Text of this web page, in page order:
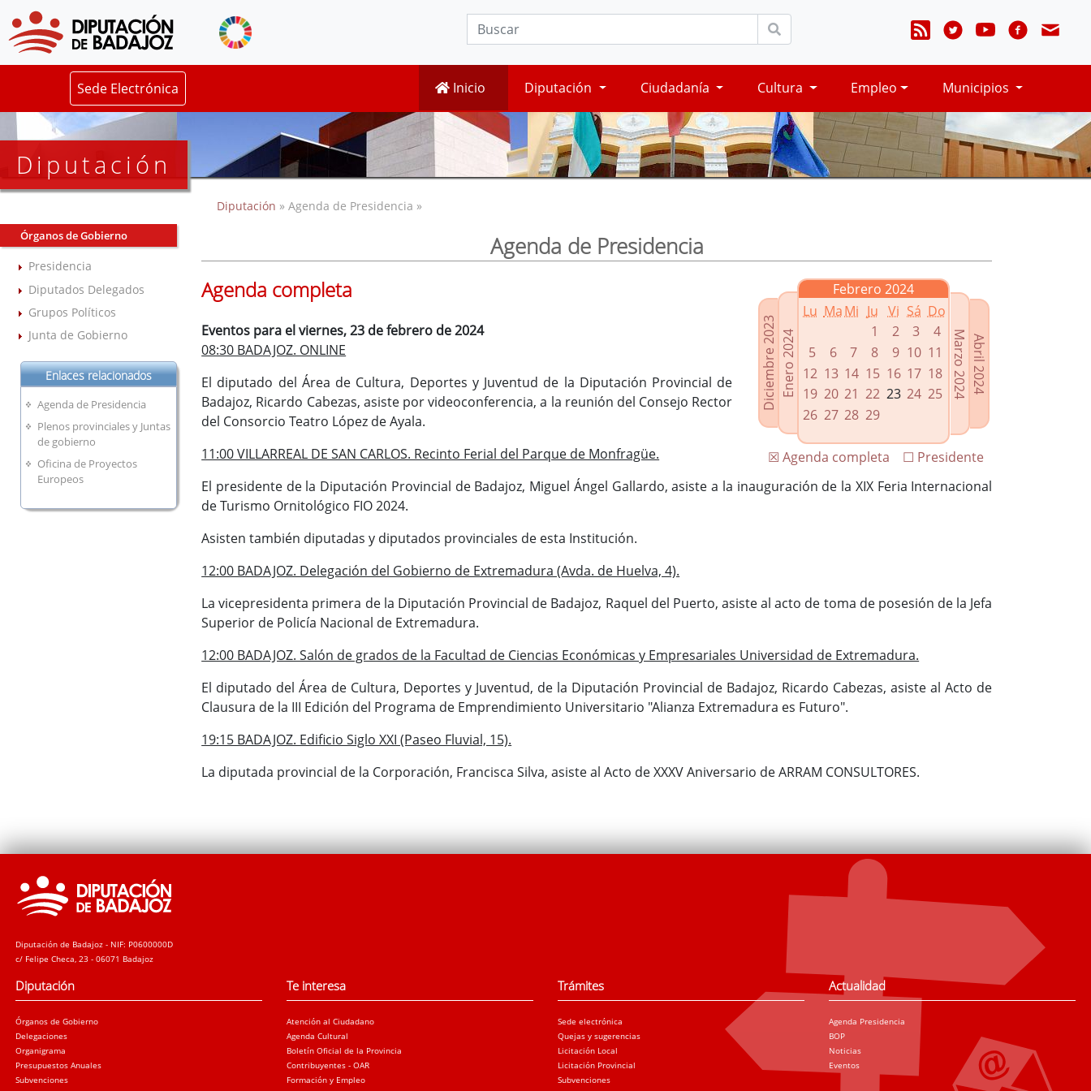
Sede Electrónica Inicio Diputación Ciudadanía Cultura Empleo Municipios
Diputación
Órganos de Gobierno
Presidencia
Diputados Delegados
Grupos Políticos
Junta de Gobierno
Enlaces relacionados
Agenda de Presidencia
Plenos provinciales y Juntas
de gobierno
Oficina de Proyectos
Europeos
Diputación » Agenda de Presidencia »
Agenda de Presidencia
Diciembre 2023Enero 2024
Febrero 2024
Lu MaMi Ju Vi Sá Do
1
2 3
4
5
6 7 8 9 10 11
12 13 14 15 16 17 18
19 20 21 22 23 24 25
26 27 28 29
Abril 2024
Marzo 2024
☐ Presidente
☒ Agenda completa
Agenda completa
Eventos para el viernes, 23 de febrero de 2024
08:30 BADAJOZ. ONLINE
El diputado del Área de Cultura, Deportes y Juventud de la Diputación Provincial de
Badajoz, Ricardo Cabezas, asiste por videoconferencia, a la reunión del Consejo Rector
del Consorcio Teatro López de Ayala.
11:00 VILLARREAL DE SAN CARLOS. Recinto Ferial del Parque de Monfragüe.
El presidente de la Diputación Provincial de Badajoz, Miguel Ángel Gallardo, asiste a la inauguración de la XIX Feria Internacional
de Turismo Ornitológico FIO 2024.
Asisten también diputadas y diputados provinciales de esta Institución.
12:00 BADAJOZ. Delegación del Gobierno de Extremadura (Avda. de Huelva, 4).
La vicepresidenta primera de la Diputación Provincial de Badajoz, Raquel del Puerto, asiste al acto de toma de posesión de la Jefa
Superior de Policía Nacional de Extremadura.
12:00 BADAJOZ. Salón de grados de la Facultad de Ciencias Económicas y Empresariales Universidad de Extremadura.
El diputado del Área de Cultura, Deportes y Juventud, de la Diputación Provincial de Badajoz, Ricardo Cabezas, asiste al Acto de
Clausura de la III Edición del Programa de Emprendimiento Universitario "Alianza Extremadura es Futuro".
19:15 BADAJOZ. Edificio Siglo XXI (Paseo Fluvial, 15).
La diputada provincial de la Corporación, Francisca Silva, asiste al Acto de XXXV Aniversario de ARRAM CONSULTORES.
Diputación de Badajoz - NIF: P0600000D
c/ Felipe Checa, 23 - 06071 Badajoz
Diputación
Órganos de Gobierno
Delegaciones
Organigrama
Presupuestos Anuales
Subvenciones
Te interesa
Atención al Ciudadano
Agenda Cultural
Boletín Oficial de la Provincia
Contribuyentes - OAR
Formación y Empleo
Trámites
Sede electrónica
Quejas y sugerencias
Licitación Local
Licitación Provincial
Subvenciones
Actualidad
Agenda Presidencia
BOP
Noticias
Eventos